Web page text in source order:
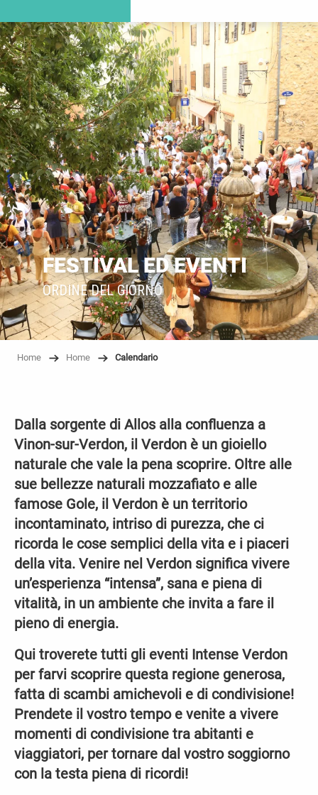
FESTIVAL ED EVENTI
ORDINE DEL GIORNO
Home Home Calendario
Dalla sorgente di Allos alla confluenza a
Vinon-sur-Verdon, il Verdon è un gioiello
naturale che vale la pena scoprire. Oltre alle
sue bellezze naturali mozzafiato e alle
famose Gole, il Verdon è un territorio
incontaminato, intriso di purezza, che ci
ricorda le cose semplici della vita e i piaceri
della vita. Venire nel Verdon significa vivere
un’esperienza “intensa”, sana e piena di
vitalità, in un ambiente che invita a fare il
pieno di energia.
Qui troverete tutti gli eventi Intense Verdon
per farvi scoprire questa regione generosa,
fatta di scambi amichevoli e di condivisione!
Prendete il vostro tempo e venite a vivere
momenti di condivisione tra abitanti e
viaggiatori, per tornare dal vostro soggiorno
con la testa piena di ricordi!